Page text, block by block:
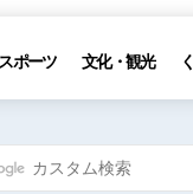
ポーツ 文化・観光